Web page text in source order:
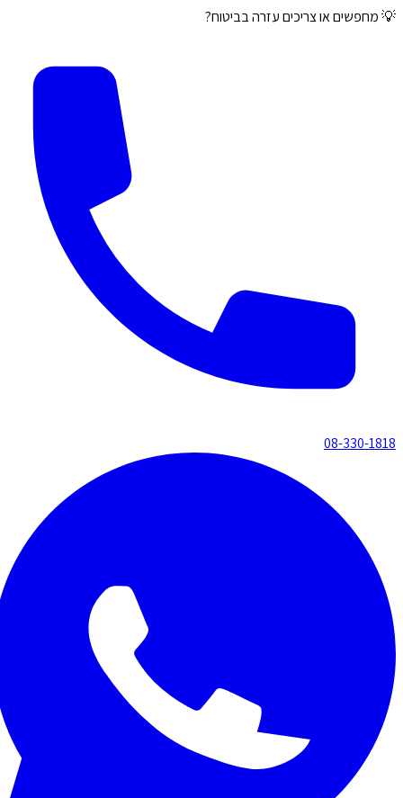
💡 מחפשים או צריכים עזרה בביטוח?
08-330-1818